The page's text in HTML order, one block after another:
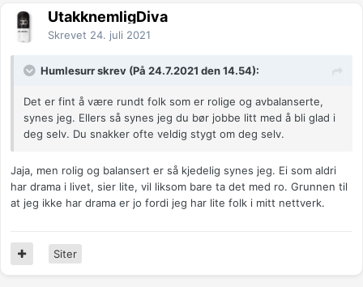
UtakknemligDiva
Skrevet 24. juli 2021
Humlesurr skrev (På 24.7.2021 den 14.54):
Det er fint å være rundt folk som er rolige og avbalanserte,
synes jeg. Ellers så synes jeg du bør jobbe litt med å bli glad i
deg selv. Du snakker ofte veldig stygt om deg selv.
Jaja, men rolig og balansert er så kjedelig synes jeg. Ei som aldri
har drama i livet, sier lite, vil liksom bare ta det med ro. Grunnen til
at jeg ikke har drama er jo fordi jeg har lite folk i mitt nettverk.
Siter